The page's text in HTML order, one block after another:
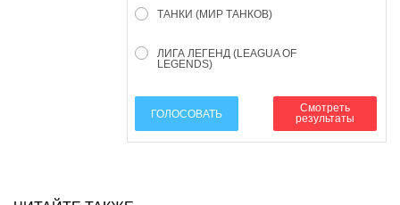
ТАНКИ (МИР ТАНКОВ)
ЛИГА ЛЕГЕНД (LEAGUA OF
LEGENDS)
ГОЛОСОВАТЬ
Смотреть
результаты